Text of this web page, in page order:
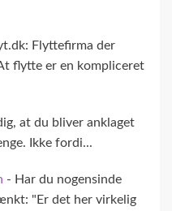
Flyttefirma der
flytte er en kompliceret
at du bliver anklaget
Ikke fordi...
- Har du nogensinde
"Er det her virkelig